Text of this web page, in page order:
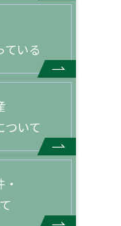
ている
ついて